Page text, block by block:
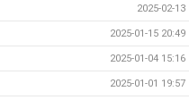
2025-02-13
2025-01-15 20:49
2025-01-04 15:16
2025-01-01 19:57